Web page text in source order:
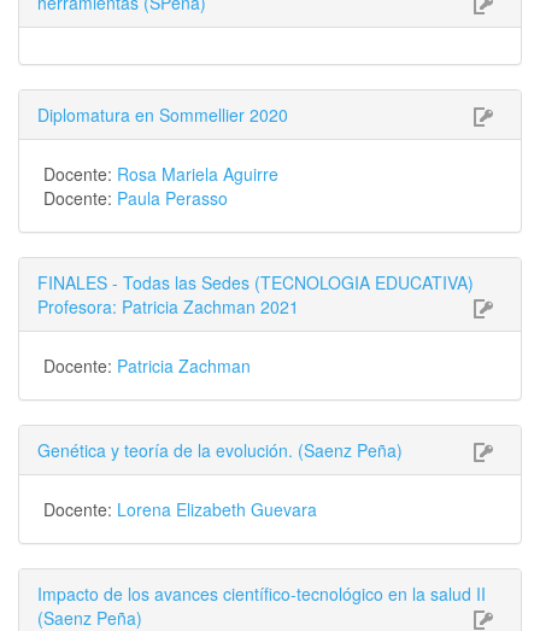
Diplomatura en Sommellier 2020
Docente: Rosa Mariela Aguirre
Docente: Paula Perasso
FINALES - Todas las Sedes (TECNOLOGIA EDUCATIVA)
Profesora: Patricia Zachman 2021
Docente: Patricia Zachman
Genética y teoría de la evolución. (Saenz Peña)
Docente: Lorena Elizabeth Guevara
Impacto de los avances científico-tecnológico en la salud II
(Saenz Peña)